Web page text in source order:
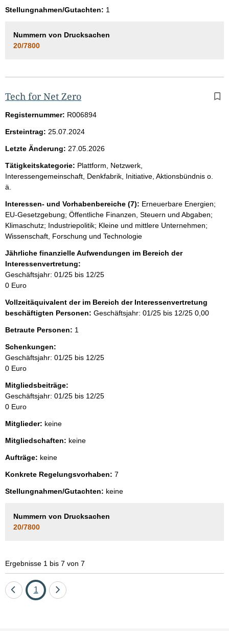
Stellungnahmen/Gutachten: 1
Nummern von Drucksachen
20/7800
Tech for Net Zero
Registernummer: R006894
Ersteintrag: 25.07.2024
Letzte Änderung: 27.05.2026
Tätigkeitskategorie: Plattform, Netzwerk,
Interessengemeinschaft, Denkfabrik, Initiative, Aktionsbündnis o.
ä.
Interessen- und Vorhabenbereiche (7): Erneuerbare Energien;
EU-Gesetzgebung; Öffentliche Finanzen, Steuern und Abgaben;
Klimaschutz; Industriepolitik; Kleine und mittlere Unternehmen;
Wissenschaft, Forschung und Technologie
Jährliche finanzielle Aufwendungen im Bereich der
Interessenvertretung:
Geschäftsjahr: 01/25 bis 12/25
0 Euro
Vollzeitäquivalent der im Bereich der Interessenvertretung
beschäftigten Personen: Geschäftsjahr: 01/25 bis 12/25 0,00
Betraute Personen: 1
Schenkungen:
Geschäftsjahr: 01/25 bis 12/25
0 Euro
Mitgliedsbeiträge:
Geschäftsjahr: 01/25 bis 12/25
0 Euro
Mitglieder: keine
Mitgliedschaften: keine
Aufträge: keine
Konkrete Regelungsvorhaben: 7
Stellungnahmen/Gutachten: keine
Nummern von Drucksachen
20/7800
Ergebnisse 1 bis 7 von 7
EineSeite
1
Eine